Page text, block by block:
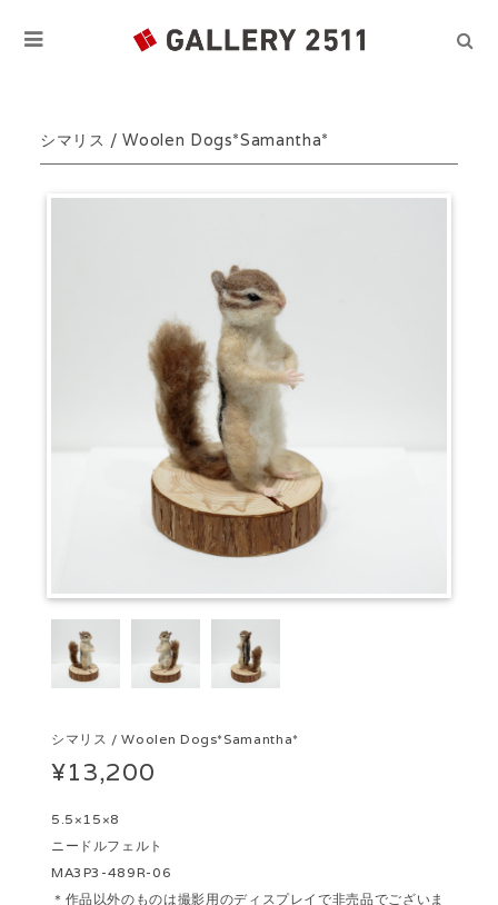
シマリス / Woolen Dogs*Samantha*
シマリス / Woolen Dogs*Samantha*
¥13,200
5.5×15×8
ニードルフェルト
MA3P3-489R-06
＊作品以外のものは撮影用のディスプレイで非売品でございま